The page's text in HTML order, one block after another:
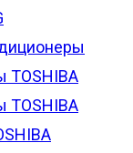
TOSHIBA
TOSHIBA